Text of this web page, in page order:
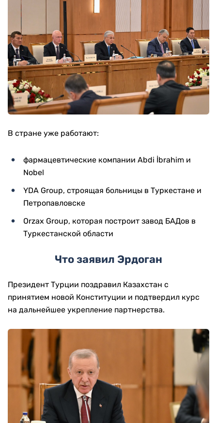
В стране уже работают:
фармацевтические компании Abdi İbrahim и
Nobel
YDA Group, строящая больницы в Туркестане и
Петропавловске
Orzax Group, которая построит завод БАДов в
Туркестанской области
Что заявил Эрдоган
Президент Турции поздравил Казахстан с
принятием новой Конституции и подтвердил курс
на дальнейшее укрепление партнерства.